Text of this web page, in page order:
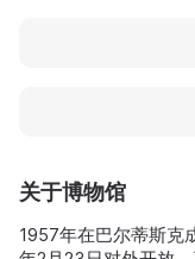
关于博物馆
1957年在巴尔蒂斯克